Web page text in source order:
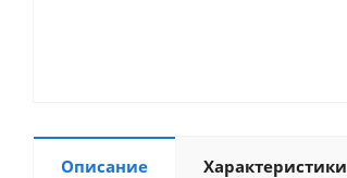
Описание Характеристики